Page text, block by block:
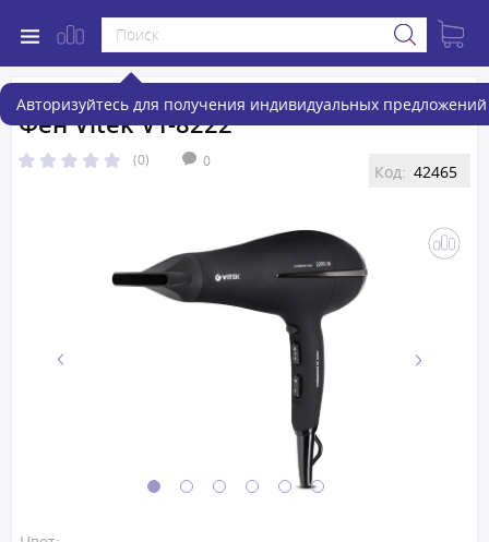
Авторизуйтесь для получения индивидуальных предложений
Фен Vitek VT-8222
(0) 0
Код: 42465